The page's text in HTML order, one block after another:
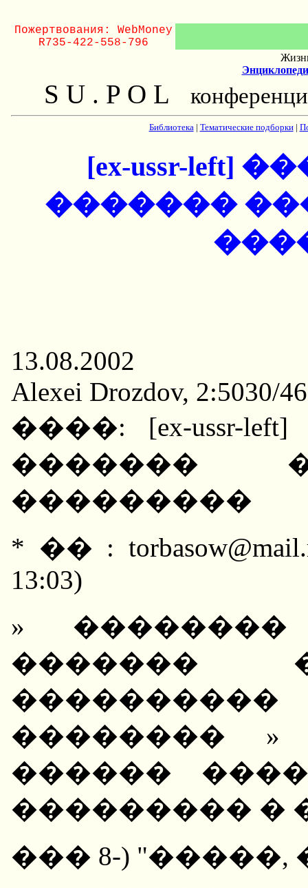
Пожертвования: WebMoney
R735-422-558-796
S U . P O L
Библиотека| Тематические подборки|
[ex-ussr-
�������
13.08.2002
Alexei Drozdov, 2:5030/
����: [ex-ussr-
�������
���������
* �� :
13:03)
» ��������
�������
�������� »
������
��������� �
��� 8-)